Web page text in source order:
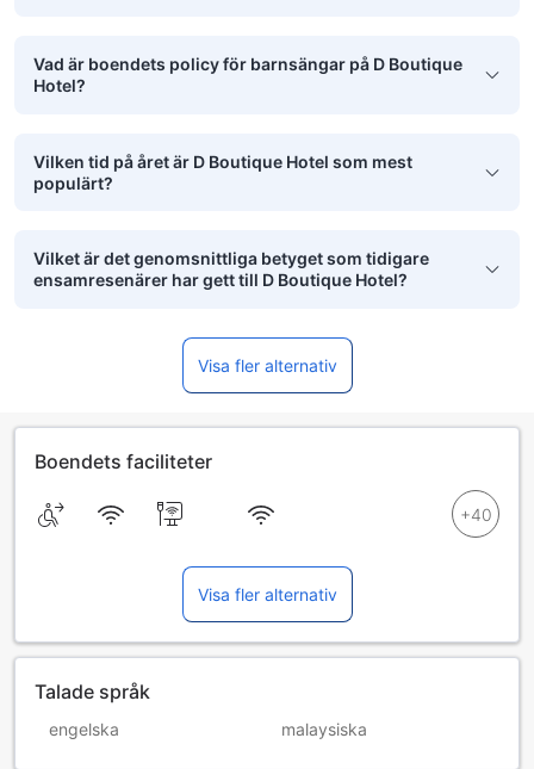
Vad är boendets policy för barnsängar på D Boutique
Hotel?
Vilken tid på året är D Boutique Hotel som mest
populärt?
Vilket är det genomsnittliga betyget som tidigare
ensamresenärer har gett till D Boutique Hotel?
Visa fler alternativ
Boendets faciliteter
Visa fler alternativ
Talade språk
engelska malaysiska